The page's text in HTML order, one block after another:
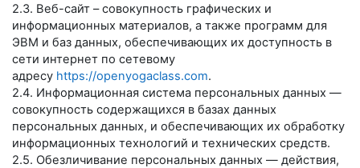
2.3. Веб-сайт – совокупность графических и
информационных материалов, а также программ для
ЭВМ и баз данных, обеспечивающих их доступность в
сети интернет по сетевому
адресу https://openyogaclass.com.
2.4. Информационная система персональных данных —
совокупность содержащихся в базах данных
персональных данных, и обеспечивающих их обработку
информационных технологий и технических средств.
2.5. Обезличивание персональных данных — действия,